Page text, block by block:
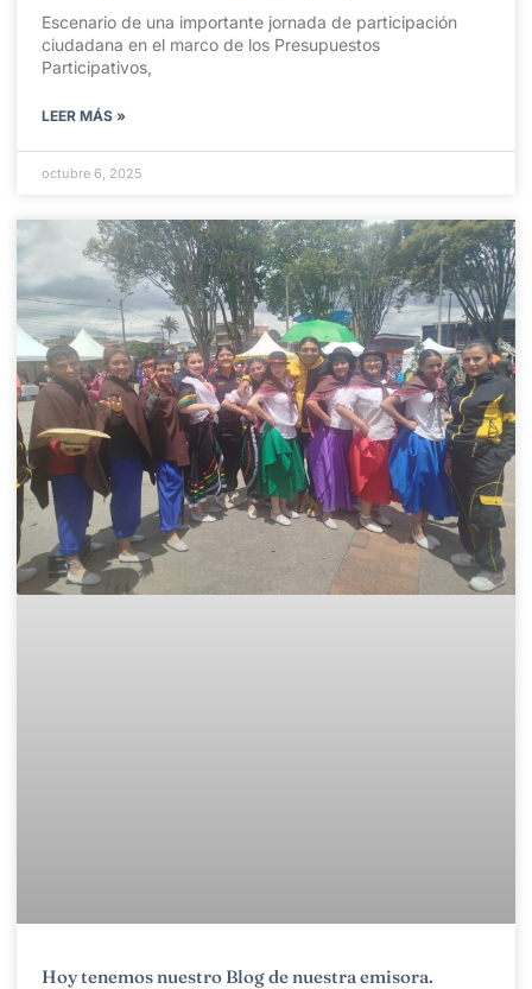
Escenario de una importante jornada de participación
ciudadana en el marco de los Presupuestos
Participativos,
LEER MÁS »
octubre 6, 2025
Hoy tenemos nuestro Blog de nuestra emisora.